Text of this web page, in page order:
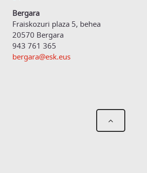
Bergara
Fraiskozuri plaza 5, behea
20570 Bergara
943 761 365
bergara@esk.eus